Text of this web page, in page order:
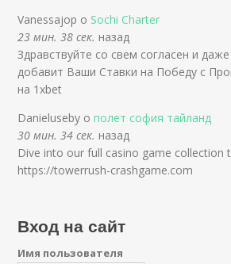
Vanessajop о Sochi Charter
23 мин. 38 сек. назад
Здравствуйте со свем согласен и
добавит Ваши Ставки на Победу с
на 1xbet
Danieluseby ополет софия тайланд
30 мин. 34 сек. назад
Dive into our full casino game collection
https://towerrush-crashgame.com
Вход на сайт
Имя пользователя